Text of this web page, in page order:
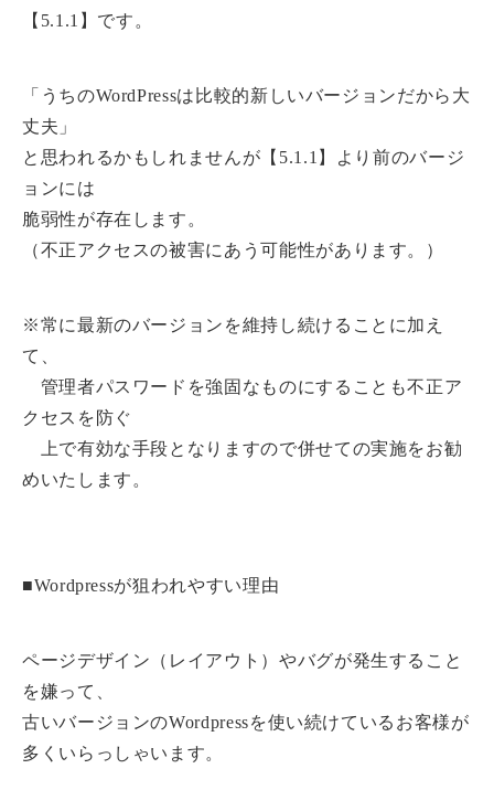
【5.1.1】です。
「うちのWordPressは比較的新しいバージョンだから大
丈夫」
と思われるかもしれませんが【5.1.1】より前のバージ
ョンには
脆弱性が存在します。
（不正アクセスの被害にあう可能性があります。）
※常に最新のバージョンを維持し続けることに加え
て、
管理者パスワードを強固なものにすることも不正ア
クセスを防ぐ
上で有効な手段となりますので併せての実施をお勧
めいたします。
■Wordpressが狙われやすい理由
ページデザイン（レイアウト）やバグが発生すること
を嫌って、
古いバージョンのWordpressを使い続けているお客様が
多くいらっしゃいます。